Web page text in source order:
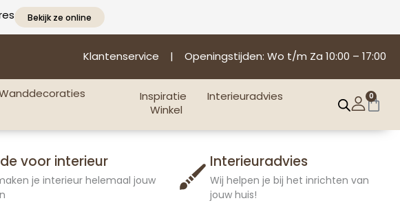
Bekijk ze online
Klantenservice | Openingstijden: Wo t/m Za 10:00 – 17:00
Inspiratie
Interieuradvies
Winkel
0
voor interieur
je interieur helemaal jouw
Interieuradvies
Wij helpen je bij het inrichten van
jouw huis!